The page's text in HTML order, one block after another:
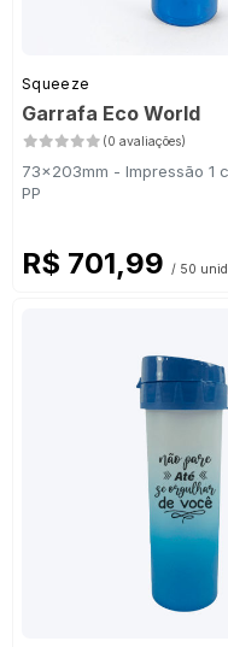
(1)
(1)
Squeeze
Garrafa Eco World
(0 avaliações)
73x203mm - Impressão 1
PP
R$ 701,99 / 50